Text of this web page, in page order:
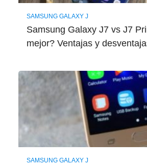
SAMSUNG GALAXY J
Samsung Galaxy J7 vs J7
mejor? Ventajas y
SAMSUNG GALAXY J